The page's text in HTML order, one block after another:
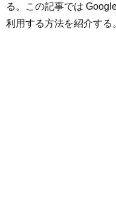
る。この記事では
利用する方法を紹介する